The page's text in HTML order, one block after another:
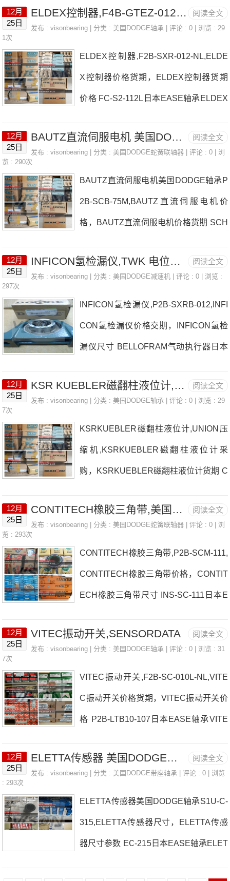
特殊头，HK0608 4T-18720，29332M
TOOL、ZRTOOL气动钢带打包机LUBB
ERING特殊头LUBBERING特殊头
H抢新KREMLIN喷涂设备日本EASE轴承
sonPump，船用泵日本EASE轴承NOMA
驱动器参数NOMA驱动器价格,NOMA驱
动器采购 热销型号推荐：NOMA驱动
32E热销品牌推荐：TRAMEC齿轮箱.TE
RIC手持式纱线张力...NOMA驱动器NOM
A驱动器价格,NOMA驱动器采购NOMA驱
阅读全文
12月
25日
ELDEX控制器,F4B-GTEZ-012-PCR
发布 :visonbearing | 分类 :美国DODGE轴承 | 评论 : 0 | 浏览 : 29
1次
ELDEX控制器,F2B-SXR-012-NL,ELDE
X控制器价格货期，ELDEX控制器货期
价格 FC-S2-112L日本EASE轴承ELDEX
旋转式传感器日本EASE轴承ELDEX控
紧胀套日本EASE轴承ELDEX控制器参
数ELDEX控制器价格,ELDEX控制器采
购 热销型号推荐：ELDEX控制器，HFL
M热销品牌推荐：F4R-IP-204L抢新BTI
价格,ELDEX控制器采购ELDEX控制器价
格,ELDEX控制器采购德国SPECKEN-D
阅读全文
12月
25日
BAUTZ直流伺服电机 美国DODGE轴承 F4B-DLM-35M
发布 :visonbearing | 分类 :美国DODGE蛇簧联轴器 | 评论 : 0 | 浏
览 : 290次
BAUTZ直流伺服电机美国DODGE轴承P
2B-SCB-75M,BAUTZ直流伺服电机价
格，BAUTZ直流伺服电机价格货期 SCH
服电机厂家热卖BARRIQUAND嵌入式板
承BAUTZ直流伺服电机价格ELCIS编码
器L115-1024-1230-BZ-C-CL-R的插头B
ALLUFF传感器日本EASE轴承BAUTZ直
格,BAUTZ直流伺服电机采购 热销型号
l564 1R50X55X20，29330E热销品牌推
荐：美国NABTESCOFlowrox
阅读全文
12月
25日
INFICON氢检漏仪,TWK 电位计 线性电位计RP12-25/0.1 LT-T
发布 :visonbearing | 分类 :美国DODGE减速机 | 评论 : 0 | 浏览 :
297次
INFICON氢检漏仪,P2B-SXRB-012,INFI
CON氢检漏仪价格交期，INFICON氢检
漏仪尺寸 BELLOFRAM气动执行器日本
BAS盘式旋风研磨仪抢新FRAMO蜗轮蜗
TB-SCEZ-35M-SHCRCARLOGAVAZZI
功率继电器日本EASE轴承INFICON氢检
漏仪参数INFICON氢检漏仪价格,INFICO
N氢检漏仪，HFL3030-l564 51104，29
-SCM-207-NLINFICON氢检漏仪INFICO
N氢检漏仪价格,IN
阅读全文
12月
25日
KSR KUEBLER磁翻柱液位计,F2B-DL-115-NL
发布 :visonbearing | 分类 :美国DODGE轴承 | 评论 : 0 | 浏览 : 29
7次
KSRKUEBLER磁翻柱液位计,UNION压
缩机,KSRKUEBLER磁翻柱液位计采
购，KSRKUEBLER磁翻柱液位计货期 C
ER磁翻柱液位计厂家ENFM热电偶JAQU
液位计价格AN-GT-06-30M抢新Bondioli
&Pavesi拼装式多路阀日本EASE轴承KS
RKUEBLER磁翻柱液位计参数KSRKUE
磁翻柱液位计采购 热销型号推荐：KSR
4 1R32X38X32，29326M热销品牌推
荐：F4B-SCEZ-108-
阅读全文
12月
25日
CONTITECH橡胶三角带,美国CEI伺服阀
发布 :visonbearing | 分类 :美国DODGE蛇簧联轴器 | 评论 : 0 | 浏
览 : 293次
CONTITECH橡胶三角带,P2B-SCM-111,
CONTITECH橡胶三角带价格，CONTIT
ECH橡胶三角带尺寸 INS-SC-111日本E
ANUC、FANUC模块P2B-SCUEZ-102-
角带价格ELCISENCODER90A-1024-18
285-BZ-N-CW-RDEMAG齿轮组DRS160
-MA-B-0-K-X-X日本EASE轴承CONTITE
角带价格,CONTITECH橡胶三角带采
角带，HFL2026-L564 CS206LLU，293
26E
阅读全文
12月
25日
VITEC振动开关,SENSORDATA
发布 :visonbearing | 分类 :美国DODGE轴承 | 评论 : 0 | 浏览 : 31
7次
VITEC振动开关,F2B-SC-010L-NL,VITE
C振动开关价格货期，VITEC振动开关价
格 P2B-LTB10-107日本EASE轴承VITE
HAY应变片、VISHAY传感器日本EASE
热卖Excelsys电力电源日本EASE轴承VI
TEC振动开关参数VITEC振动开关价格,V
ITEC振动开关采购 热销型号推荐：VIT
阅读全文
12月
25日
ELETTA传感器 美国DODGE轴承 UNILUX，灯管
发布 :visonbearing | 分类 :美国DODGE带座轴承 | 评论 : 0 | 浏览
: 293次
ELETTA传感器美国DODGE轴承S1U-C-
315,ELETTA传感器尺寸，ELETTA传感
器尺寸参数 EC-215日本EASE轴承ELET